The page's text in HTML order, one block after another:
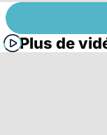
Plus de